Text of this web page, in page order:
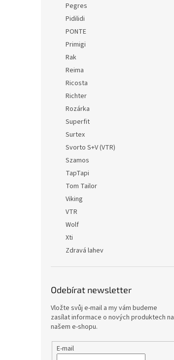
Pegres
Pidilidi
PONTE
Primigi
Rak
Reima
Ricosta
Richter
Rozárka
Superfit
Surtex
Svorto S+V (VTR)
Szamos
TapTapi
Tom Tailor
Viking
VTR
Wolf
Xti
Zdravá lahev
Odebírat newsletter
Vložte svůj e-mail a my vám budeme
zasílat informace o nových produktech na
našem e-shopu.
E-mail